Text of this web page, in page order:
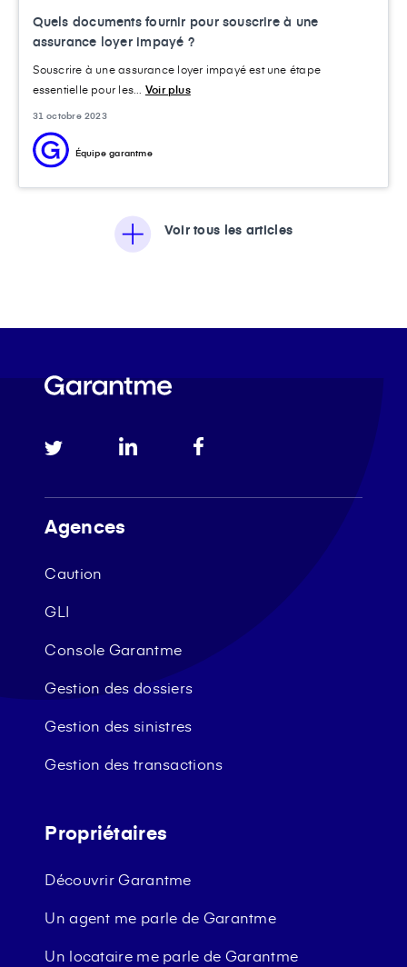
Quels documents fournir pour souscrire à une
assurance loyer impayé ?
Souscrire à une assurance loyer impayé est une étape
essentielle pour les... Voir plus
31 octobre 2023
Équipe garantme
Voir tous les articles
Agences
Caution
GLI
Console Garantme
Gestion des dossiers
Gestion des sinistres
Gestion des transactions
Propriétaires
Découvrir Garantme
Un agent me parle de Garantme
Un locataire me parle de Garantme